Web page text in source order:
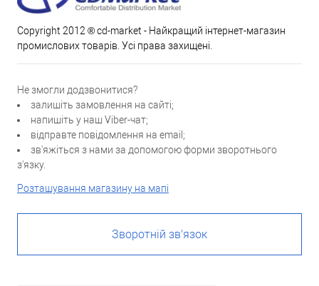
Copyright 2012 ® cd-market - Найкращий інтернет-магазин
промислових товарів. Усі права захищені.
Не змогли додзвонитися?
залишіть замовлення на сайті;
напишіть у наш Viber-чат;
відправте повідомлення на email;
зв'яжіться з нами за допомогою форми зворотнього
з'язку.
Розташування магазину на мапі
Зворотній зв'язок